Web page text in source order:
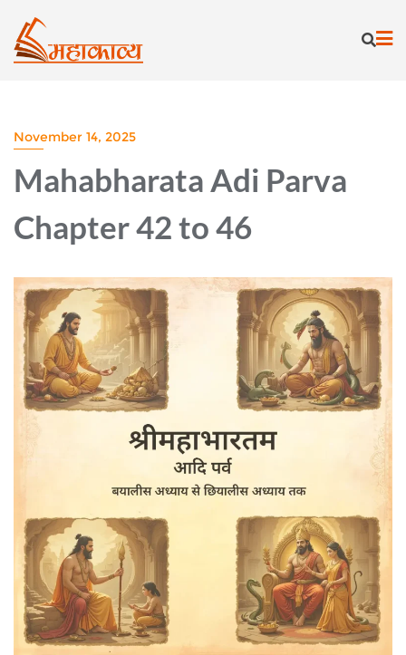
content
November 14, 2025
Mahabharata Adi Parva
Chapter 42 to 46